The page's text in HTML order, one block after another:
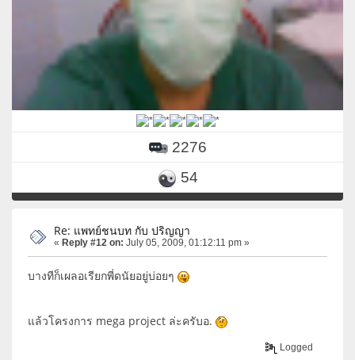
2276
54
Re: แพทย์ชนบท กับ ปริญญา
« Reply #12 on: July 05, 2009, 01:12:11 pm »
บางทีก็เผลอเรียกพี่ดนัยอยู่บ่อยๆ
แล้วโครงการ mega project ล่ะครับอ.
Logged